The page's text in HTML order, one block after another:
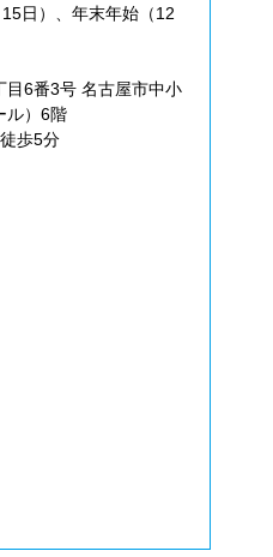
日）、年末年始（12
目6番3号 名古屋市中小
ル）6階
歩5分